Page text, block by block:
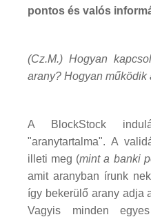
pontos és valós
(Cz.M.) Hogyan
arany? Hogyan működik
A BlockStock
"aranytartalma". A
illeti meg (mint a banki
amit aranyban írunk
így bekerülő arany adja
Vagyis minden